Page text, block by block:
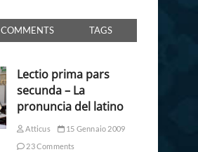
COMMENTS TAGS
Lectio prima pars
secunda – La
pronuncia del latino
Atticus
15 Gennaio 2009
23 Comments